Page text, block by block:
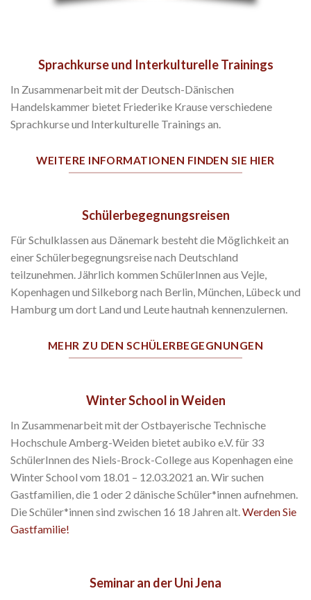
Sprachkurse und Interkulturelle Trainings
In Zusammenarbeit mit der Deutsch-Dänischen
Handelskammer bietet Friederike Krause verschiedene
Sprachkurse und Interkulturelle Trainings an.
WEITERE INFORMATIONEN FINDEN SIE HIER
Schülerbegegnungsreisen
Für Schulklassen aus Dänemark besteht die Möglichkeit an
einer Schülerbegegnungsreise nach Deutschland
teilzunehmen. Jährlich kommen SchülerInnen aus Vejle,
Kopenhagen und Silkeborg nach Berlin, München, Lübeck und
Hamburg um dort Land und Leute hautnah kennenzulernen.
MEHR ZU DEN SCHÜLERBEGEGNUNGEN
Winter School in Weiden
In Zusammenarbeit mit der Ostbayerische Technische
Hochschule Amberg-Weiden bietet aubiko e.V. für 33
SchülerInnen des Niels-Brock-College aus Kopenhagen eine
Winter School vom 18.01 – 12.03.2021 an. Wir suchen
Gastfamilien, die 1 oder 2 dänische Schüler*innen aufnehmen.
Die Schüler*innen sind zwischen 16 18 Jahren alt.Werden Sie
Gastfamilie!
Seminar an der Uni Jena